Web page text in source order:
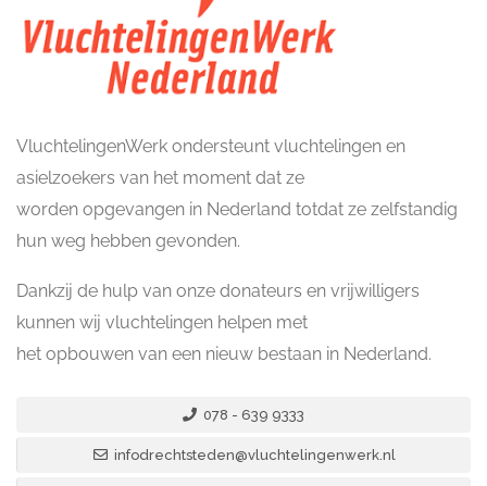
VluchtelingenWerk ondersteunt vluchtelingen en
asielzoekers van het moment dat ze
worden opgevangen in Nederland totdat ze zelfstandig
hun weg hebben gevonden.
Dankzij de hulp van onze donateurs en vrijwilligers
kunnen wij vluchtelingen helpen met
het opbouwen van een nieuw bestaan in Nederland.
078 - 639 9333
infodrechtsteden@vluchtelingenwerk.nl